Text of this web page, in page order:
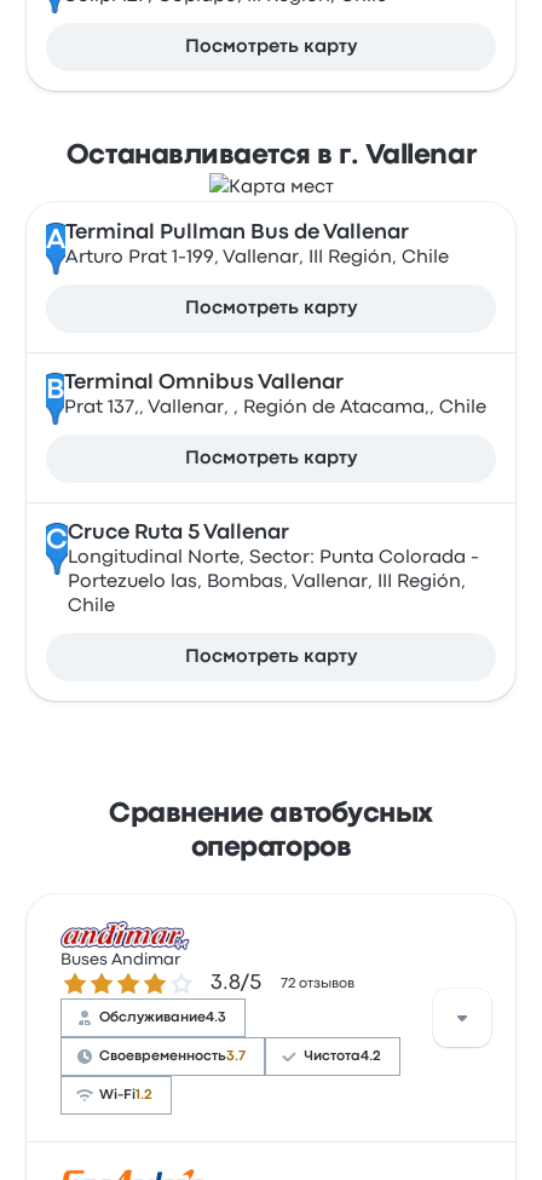
Посмотреть карту
Останавливается в г. Vallenar
A Terminal Pullman Bus de Vallenar
Arturo Prat 1-199, Vallenar, III Región, Chile
Посмотреть карту
B Terminal Omnibus Vallenar
Prat 137,, Vallenar, , Región de Atacama,, Chile
Посмотреть карту
CCruce Ruta 5 Vallenar
Longitudinal Norte, Sector: Punta Colorada -
Portezuelo las, Bombas, Vallenar, III Región,
Chile
Посмотреть карту
Сравнение автобусных
операторов
Buses Andimar
Количество звезд: 3.8 из 5
3.8/5 72 отзывов
Обслуживание4.3
Своевременность3.7 Чистота4.2
Wi-Fi1.2